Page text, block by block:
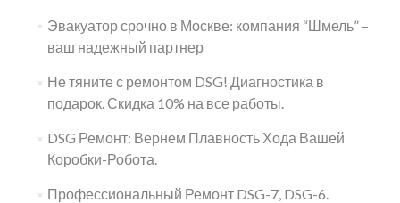
Эвакуатор срочно в Москве: компания “Шмель” –
ваш надежный партнер
Не тяните с ремонтом DSG! Диагностика в
подарок. Скидка 10% на все работы.
DSG Ремонт: Вернем Плавность Хода Вашей
Коробки-Робота.
Профессиональный Ремонт DSG-7, DSG-6.